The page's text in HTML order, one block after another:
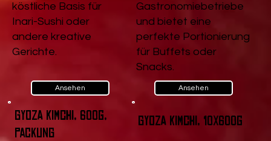
köstliche Basis für
Inari-Sushi oder
andere kreative
Gerichte.
Ansehen
Gastronomiebetriebe
und bietet eine
perfekte Portionierung
für Buffets oder
Snacks.
Ansehen
Gyoza Kimchi, 600g,
Packung
Gyoza Kimchi, 10x600g